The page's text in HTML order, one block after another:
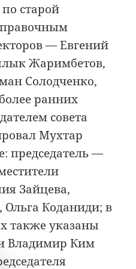
по старой
— Евгений
Жаримбетов,
Солодченко,
ранних
совета
Мухтар
председатель —
Зайцева,
Коданиди; в
также указаны
Владимир Ким